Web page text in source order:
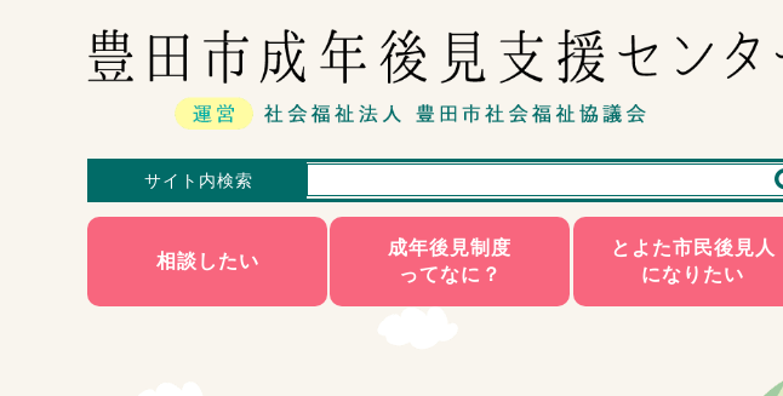
サイト内検索
相談したい
成年後見制度
ってなに？
とよた市民後見人
になりたい